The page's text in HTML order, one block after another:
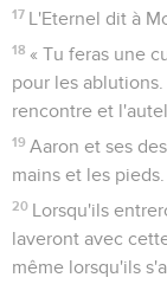
17 L'Eternel dit à
18 « Tu feras une
pour les
rencontre et
19 Aaron et ses
mains et les pieds.
20 Lorsqu'ils
laveront avec
même lorsqu'ils